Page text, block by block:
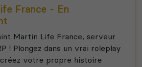
France - En
Martin Life France, serveur
! Plongez dans un vrai roleplay
votre propre histoire